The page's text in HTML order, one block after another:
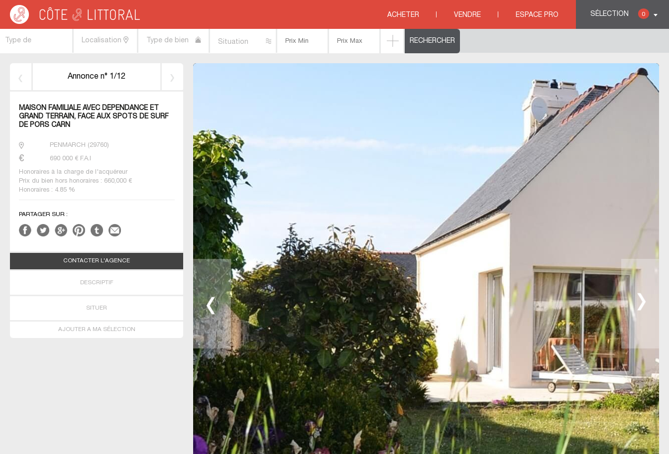
SÉLECTION 0
ACHETER VENDRE ESPACE PRO
Côte & Littoral > Immobilier bord de mer>BRETAGNE
Annonce n° 1/12
MAISON FAMILIALE AVEC DÉPENDANCE ET
GRAND TERRAIN, FACE AUX SPOTS DE SURF
DE PORS CARN
PENMARCH (29760)
690 000 € F.A.I
Honoraires à la charge de l'acquéreur
Prix du bien hors honoraires : 660,000 €
Honoraires : 4.85 %
PARTAGER SUR :
CONTACTER L'AGENCE
DESCRIPTIF
SITUER
AJOUTER A MA SÉLECTION
Type de
Localisation Type de bien Situation